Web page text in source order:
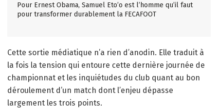
Pour Ernest Obama, Samuel Eto’o est l’homme qu’il faut
pour transformer durablement la FECAFOOT
Cette sortie médiatique n’a rien d’anodin. Elle traduit à
la fois la tension qui entoure cette dernière journée de
championnat et les inquiétudes du club quant au bon
déroulement d’un match dont l’enjeu dépasse
largement les trois points.